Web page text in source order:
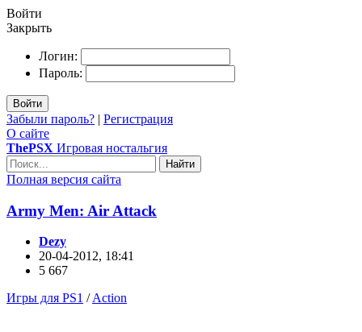
Войти
Закрыть
Логин:
Пароль:
Войти
Забыли пароль? | Регистрация
О сайте
ThePSX Игровая ностальгия
Найти
Полная версия сайта
Army Men: Air Attack
Dezy
20-04-2012, 18:41
5 667
Игры для PS1 /Action